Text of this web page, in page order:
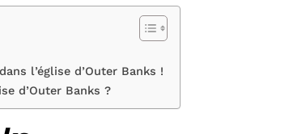
l’église d’Outer Banks !
d’Outer Banks ?